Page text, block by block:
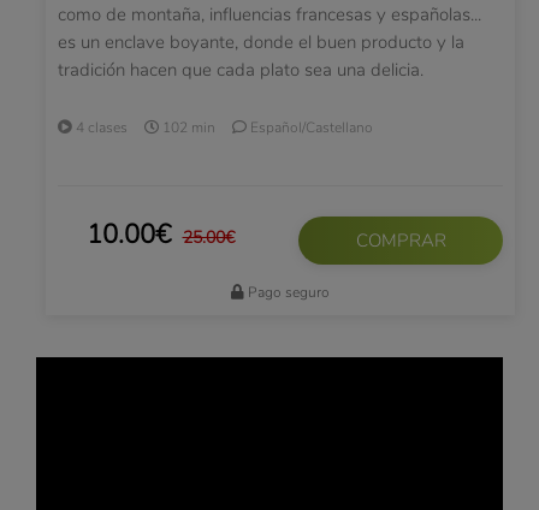
como de montaña, influencias francesas y españolas...
es un enclave boyante, donde el buen producto y la
tradición hacen que cada plato sea una delicia.
4 clases 102 min Español/Castellano
10.00€ 25.00€ COMPRAR
Pago seguro